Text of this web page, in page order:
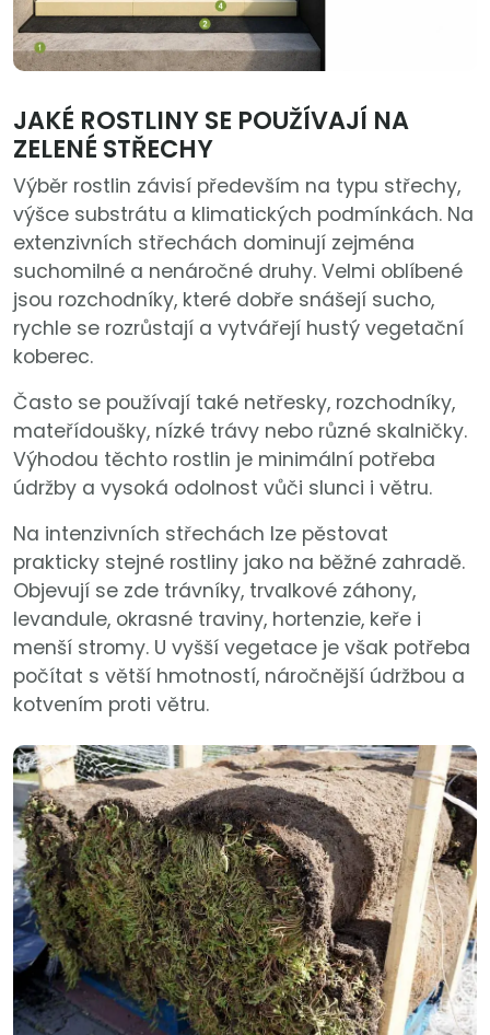
JAKÉ ROSTLINY SE POUŽÍVAJÍ NA
ZELENÉ STŘECHY
Výběr rostlin závisí především na typu střechy,
výšce substrátu a klimatických podmínkách. Na
extenzivních střechách dominují zejména
suchomilné a nenáročné druhy. Velmi oblíbené
jsou rozchodníky, které dobře snášejí sucho,
rychle se rozrůstají a vytvářejí hustý vegetační
koberec.
Často se používají také netřesky, rozchodníky,
mateřídoušky, nízké trávy nebo různé skalničky.
Výhodou těchto rostlin je minimální potřeba
údržby a vysoká odolnost vůči slunci i větru.
Na intenzivních střechách lze pěstovat
prakticky stejné rostliny jako na běžné zahradě.
Objevují se zde trávníky, trvalkové záhony,
levandule, okrasné traviny, hortenzie, keře i
menší stromy. U vyšší vegetace je však potřeba
počítat s větší hmotností, náročnější údržbou a
kotvením proti větru.